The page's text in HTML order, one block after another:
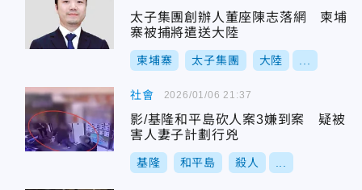
太子集團創辦人董座陳志落網 柬埔
寨被捕將遣送大陸
柬埔寨 太子集團 大陸
社會
影/基隆和平島砍人案3嫌到案 疑被
害人妻子計劃行兇
基隆 和平島 殺人
2026/01/06 21:37